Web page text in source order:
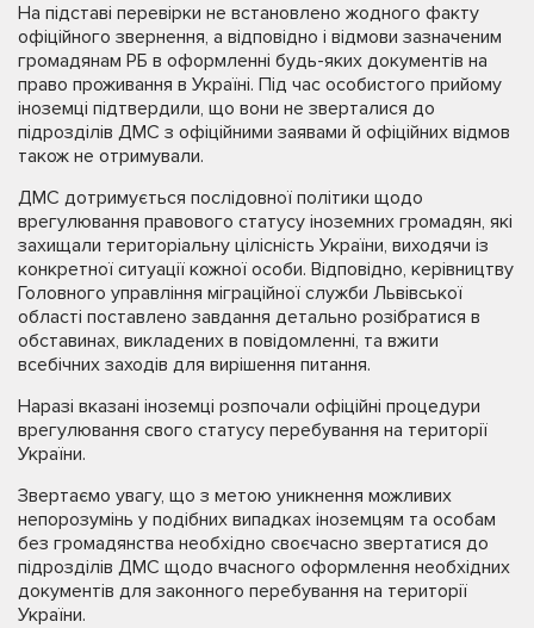
На підставі перевірки не встановлено жодного факту
офіційного звернення, а відповідно і відмови зазначеним
громадянам РБ в оформленні будь-яких документів на
право проживання в Україні. Під час особистого прийому
іноземці підтвердили, що вони не зверталися до
підрозділів ДМС з офіційними заявами й офіційних відмов
також не отримували.
ДМС дотримується послідовної політики щодо
врегулювання правового статусу іноземних громадян, які
захищали територіальну цілісність України, виходячи із
конкретної ситуації кожної особи. Відповідно, керівництву
Головного управління міграційної служби Львівської
області поставлено завдання детально розібратися в
обставинах, викладених в повідомленні, та вжити
всебічних заходів для вирішення питання.
Наразі вказані іноземці розпочали офіційні процедури
врегулювання свого статусу перебування на території
України.
Звертаємо увагу, що з метою уникнення можливих
непорозумінь у подібних випадках іноземцям та особам
без громадянства необхідно своєчасно звертатися до
підрозділів ДМС щодо вчасного оформлення необхідних
документів для законного перебування на території
України.